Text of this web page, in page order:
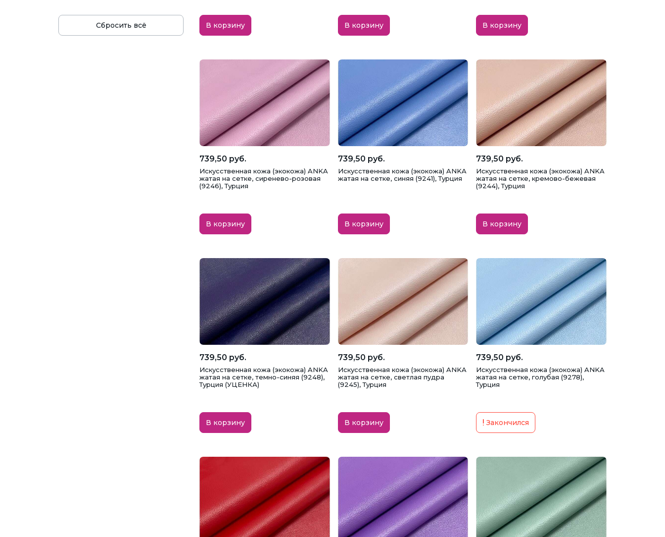
Сбросить всё В корзину В корзину В корзину
739,50 руб.
Искусственная кожа (экокожа) ANKA
жатая на сетке, сиренево-розовая
(9246), Турция
В корзину
739,50 руб.
Искусственная кожа (экокожа) ANKA
жатая на сетке, синяя (9241), Турция
В корзину
739,50 руб.
Искусственная кожа (экокожа) ANKA
жатая на сетке, кремово-бежевая
(9244), Турция
В корзину
739,50 руб.
Искусственная кожа (экокожа) ANKA
жатая на сетке, темно-синяя (9248),
Турция (УЦЕНКА)
В корзину
739,50 руб.
Искусственная кожа (экокожа) ANKA
жатая на сетке, светлая пудра
(9245), Турция
В корзину
739,50 руб.
Искусственная кожа (экокожа) ANKA
жатая на сетке, голубая (9278),
Турция
Закончился